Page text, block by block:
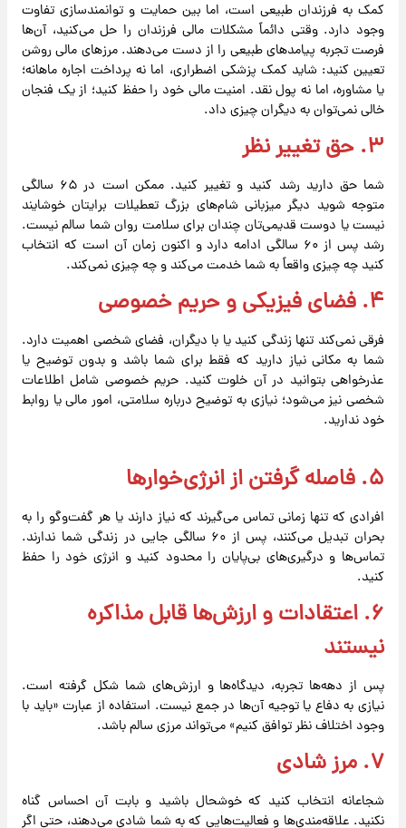
کمک به فرزندان طبیعی است، اما بین حمایت و توانمندسازی تفاوت
وجود دارد. وقتی دائماً مشکلات مالی فرزندان را حل می‌کنید، آن‌ها
فرصت تجربه پیامدهای طبیعی را از دست می‌دهند. مرزهای مالی روشن
تعیین کنید: شاید کمک پزشکی اضطراری، اما نه پرداخت اجاره ماهانه؛
یا مشاوره، اما نه پول نقد. امنیت مالی خود را حفظ کنید؛ از یک فنجان
خالی نمی‌توان به دیگران چیزی داد.
۳. حق تغییر نظر
شما حق دارید رشد کنید و تغییر کنید. ممکن است در ۶۵ سالگی
متوجه شوید دیگر میزبانی شام‌های بزرگ تعطیلات برایتان خوشایند
نیست یا دوست قدیمی‌تان چندان برای سلامت روان شما سالم نیست.
رشد پس از ۶۰ سالگی ادامه دارد و اکنون زمان آن است که انتخاب
کنید چه چیزی واقعاً به شما خدمت می‌کند و چه چیزی نمی‌کند.
۴. فضای فیزیکی و حریم خصوصی
فرقی نمی‌کند تنها زندگی کنید یا با دیگران، فضای شخصی اهمیت دارد.
شما به مکانی نیاز دارید که فقط برای شما باشد و بدون توضیح یا
عذرخواهی بتوانید در آن خلوت کنید. حریم خصوصی شامل اطلاعات
شخصی نیز می‌شود؛ نیازی به توضیح درباره سلامتی، امور مالی یا روابط
خود ندارید.
۵. فاصله گرفتن از انرژی‌خوارها
افرادی که تنها زمانی تماس می‌گیرند که نیاز دارند یا هر گفت‌وگو را به
بحران تبدیل می‌کنند، پس از ۶۰ سالگی جایی در زندگی شما ندارند.
تماس‌ها و درگیری‌های بی‌پایان را محدود کنید و انرژی خود را حفظ
کنید.
۶. اعتقادات و ارزش‌ها قابل مذاکره
نیستند
پس از دهه‌ها تجربه، دیدگاه‌ها و ارزش‌های شما شکل گرفته است.
نیازی به دفاع یا توجیه آن‌ها در جمع نیست. استفاده از عبارت «باید با
وجود اختلاف نظر توافق کنیم» می‌تواند مرزی سالم باشد.
۷. مرز شادی
شجاعانه انتخاب کنید که خوشحال باشید و بابت آن احساس گناه
نکنید. علاقه‌مندی‌ها و فعالیت‌هایی که به شما شادی می‌دهند، حتی اگر